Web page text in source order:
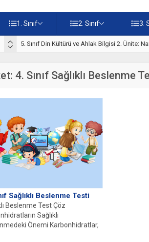
1. Sınıf 2. Sınıf 3.
5. Sınıf Namaz İbadeti Ünite Testi – Online
4. Sınıf Sağlıklı Beslenme
Sağlıklı Beslenme Testi
Beslenme Test Çöz
Sağlıklı
Önemi Karbonhidratlar,